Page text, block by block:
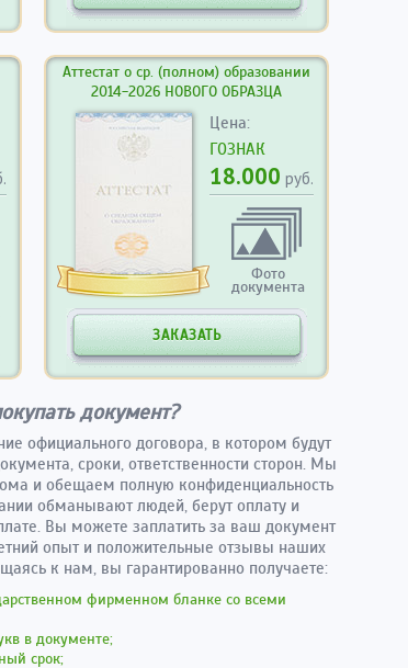
Аттестат о ср. (полном) образовании
2014-2026 НОВОГО ОБРАЗЦА
Цена:
ГОЗНАК
18.000 руб.
Фото
документа
ЗАКАЗАТЬ
документ?
официального договора, в котором будут
сроки, ответственности сторон. Мы
и обещаем полную конфиденциальность
обманывают людей, берут оплату и
Вы можете заплатить за ваш документ
опыт и положительные отзывы наших
к нам, вы гарантированно получаете:
фирменном бланке со всеми
в документе;
срок;